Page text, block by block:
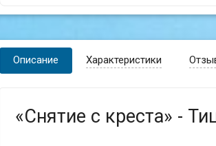
Описание Характеристики
«Снятие с креста» -